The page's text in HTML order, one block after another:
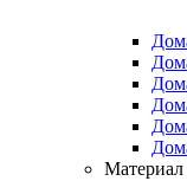
Материал